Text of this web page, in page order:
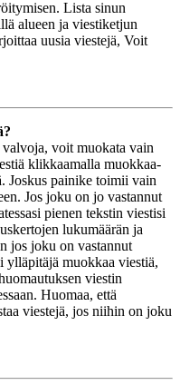
Lista sinun
alueen ja viestiketjun
uusia viestejä, Voit
voit muokata vain
klikkaamalla muokkaa-
Joskus painike toimii vain
Jos joku on jo vastannut
pienen tekstin viestisi
lukumäärän ja
jos joku on vastannut
ylläpitäjä muokkaa viestiä,
viestin
Huomaa, että
viestejä, jos niihin on joku